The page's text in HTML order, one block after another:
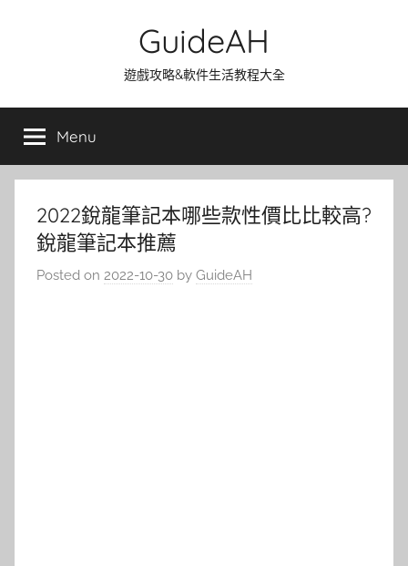
GuideAH
遊戲攻略&軟件生活教程大全
Menu
2022銳龍筆記本哪些款性價比比較高?
銳龍筆記本推薦
Posted on 2022-10-30 by GuideAH